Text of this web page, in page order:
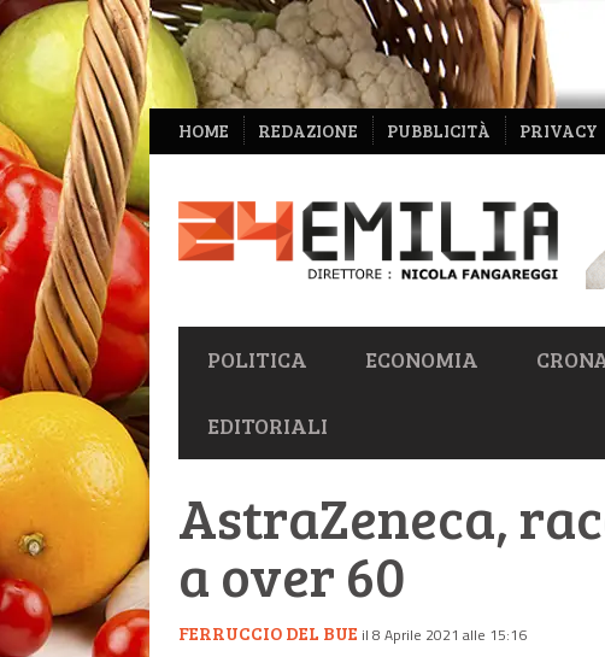
NAVIGAZIONE
SECONDARIA
HOME REDAZIONE PUBBLICITÀ PRIVACY
NAVIGAZIONE
PRIMARIA
POLITICA ECONOMIA
EDITORIALI
AstraZeneca,
a over 60
FERRUCCIO DEL BUE il 8 Aprile 2021 alle 15:16